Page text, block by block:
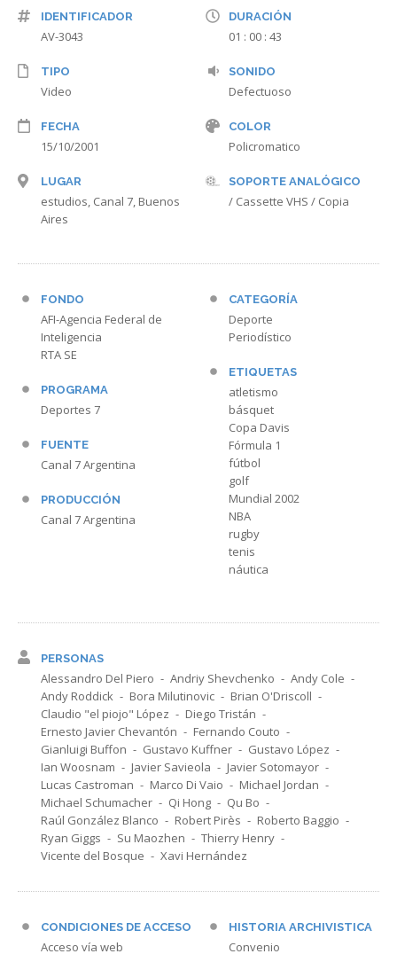
IDENTIFICADOR
AV-3043
TIPO
Video
FECHA
15/10/2001
LUGAR
estudios, Canal 7, Buenos
Aires
DURACIÓN
01 : 00 : 43
SONIDO
Defectuoso
COLOR
Policromatico
SOPORTE ANALÓGICO
/ Cassette VHS / Copia
FONDO
AFI-Agencia Federal de
Inteligencia
RTA SE
PROGRAMA
Deportes 7
FUENTE
Canal 7 Argentina
PRODUCCIÓN
Canal 7 Argentina
CATEGORÍA
Deporte
Periodístico
ETIQUETAS
atletismo
básquet
Copa Davis
Fórmula 1
fútbol
golf
Mundial 2002
NBA
rugby
tenis
náutica
PERSONAS
Alessandro Del Piero Andriy Shevchenko
Andy Cole
Andy Roddick
Bora Milutinovic
Brian O'Driscoll
Claudio "el piojo" López
Diego Tristán
Ernesto Javier Chevantón
Fernando Couto
Gianluigi Buffon
Gustavo Kuffner
Gustavo López
Ian Woosnam
Javier Savieola
Javier Sotomayor
Lucas Castroman
Marco Di Vaio
Michael Jordan
Michael Schumacher
Qi Hong
Qu Bo
Raúl González Blanco
Robert Pirès
Roberto Baggio
Ryan Giggs
Su Maozhen
Thierry Henry
Vicente del Bosque
Xavi Hernández
CONDICIONES DE ACCESO
Acceso vía web
HISTORIA ARCHIVISTICA
Convenio